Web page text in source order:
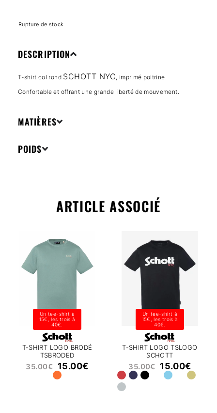
Rupture de stock
DESCRIPTION
T-shirt col rond SCHOTT NYC, imprimé poitrine.
Confortable et offrant une grande liberté de mouvement.
MATIÈRES
POIDS
ARTICLE ASSOCIÉ
Un tee-shirt à
15€, les trois à
40€.
T-SHIRT LOGO BRODÉ
TSBRODED
35.00€ 15.00€
Un tee-shirt à
15€, les trois à
40€.
T-SHIRT LOGO TSLOGO
SCHOTT
35.00€ 15.00€